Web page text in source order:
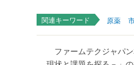
関連キーワード 原薬
ファームテクジャパン